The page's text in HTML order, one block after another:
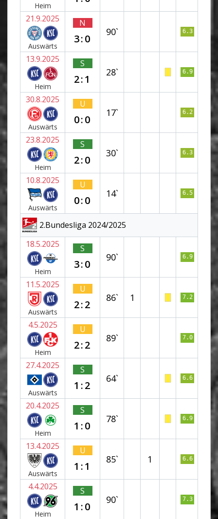
Heim
21.9.2025
Auswärts
N
3:0
90` 6.3
13.9.2025
Heim
S
2:1
28` 6.9
30.8.2025
Auswärts
U
0:0
17` 6.2
23.8.2025
Heim
S
2:0
30` 6.3
10.8.2025
Auswärts
U
0:0
14` 6.5
2.Bundesliga 2024/2025
18.5.2025
Heim
S
3:0
90` 6.9
11.5.2025
Auswärts
U
2:2
86` 1 7.2
4.5.2025
Heim
U
2:2
89` 7.0
27.4.2025
Auswärts
S
1:2
64` 6.6
20.4.2025
Heim
S
1:0
78` 6.9
13.4.2025
Auswärts
U
1:1
85` 1 6.6
4.4.2025
Heim
S
1:0
90` 7.3